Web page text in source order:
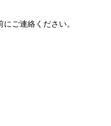
ご連絡ください。